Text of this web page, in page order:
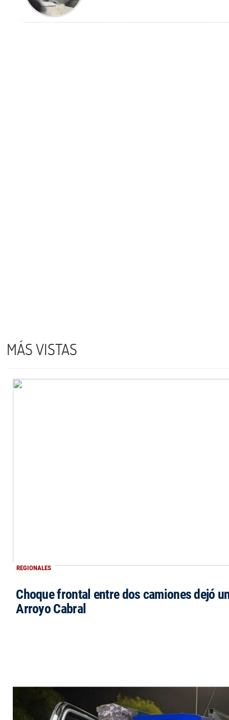
MÁS VISTAS
REGIONALES
Choque frontal entre dos camiones dejó
Arroyo Cabral